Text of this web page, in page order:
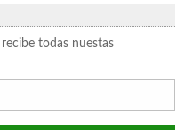
todas nuestas